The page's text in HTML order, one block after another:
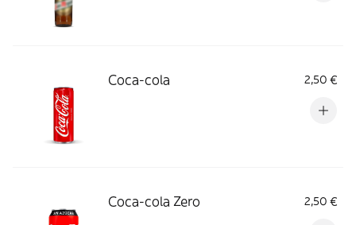
Coca-cola 2,50 €
Coca-cola Zero 2,50 €